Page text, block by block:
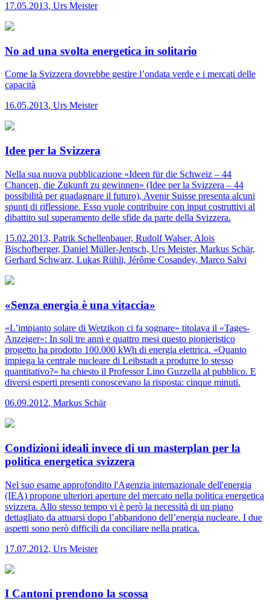
17.05.2013, Urs Meister
No ad una svolta energetica in solitario
Come la Svizzera dovrebbe gestire l’ondata verde e i mercati delle
capacità
16.05.2013, Urs Meister
Idee per la Svizzera
Nella sua nuova pubblicazione «Ideen für die Schweiz – 44
Chancen, die Zukunft zu gewinnen» (Idee per la Svizzera – 44
possibilità per guadagnare il futuro), Avenir Suisse presenta alcuni
spunti di riflessione. Esso vuole contribuire con input costruttivi al
dibattito sul superamento delle sfide da parte della Svizzera.
15.02.2013, Patrik Schellenbauer, Rudolf Walser, Alois
Bischofberger, Daniel Müller-Jentsch, Urs Meister, Markus Schär,
Gerhard Schwarz, Lukas Rühli, Jérôme Cosandey, Marco Salvi
«Senza energia è una vitaccia»
«L’impianto solare di Wetzikon ci fa sognare» titolava il «Tages-
Anzeiger»: In soli tre anni e quattro mesi questo pionieristico
progetto ha prodotto 100.000 kWh di energia elettrica. «Quanto
impiega la centrale nucleare di Leibstadt a produrre lo stesso
quantitativo?» ha chiesto il Professor Lino Guzzella al pubblico. E
diversi esperti presenti conoscevano la risposta: cinque minuti.
06.09.2012, Markus Schär
Condizioni ideali invece di un masterplan per la
politica energetica svizzera
Nel suo esame approfondito l'Agenzia internazionale dell'energia
(IEA) propone ulteriori aperture del mercato nella politica energetica
svizzera. Allo stesso tempo vi è però la necessità di un piano
dettagliato da attuarsi dopo l’abbandono dell’energia nucleare. I due
aspetti sono però difficili da conciliare nella pratica.
17.07.2012, Urs Meister
I Cantoni prendono la scossa